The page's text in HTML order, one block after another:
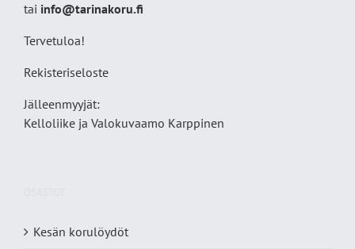
tai info@tarinakoru.fi
Tervetuloa!
Rekisteriseloste
Jälleenmyyjät:
Kelloliike ja Valokuvaamo Karppinen
Kesän korulöydöt